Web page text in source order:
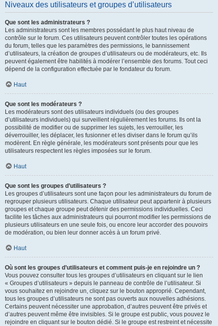
Niveaux des utilisateurs et groupes d’utilisateurs
Que sont les administrateurs ?
Les administrateurs sont les membres possédant le plus haut niveau de
contrôle sur le forum. Ces utilisateurs peuvent contrôler toutes les opérations
du forum, telles que les paramètres des permissions, le bannissement
d’utilisateurs, la création de groupes d’utilisateurs ou de modérateurs, etc. Ils
peuvent également être habilités à modérer l’ensemble des forums. Tout ceci
dépend de la configuration effectuée par le fondateur du forum.
Haut
Que sont les modérateurs ?
Les modérateurs sont des utilisateurs individuels (ou des groupes
d’utilisateurs individuels) qui surveillent régulièrement les forums. Ils ont la
possibilité de modifier ou de supprimer les sujets, les verrouiller, les
déverrouiller, les déplacer, les fusionner et les diviser dans le forum qu’ils
modèrent. En règle générale, les modérateurs sont présents pour que les
utilisateurs respectent les règles imposées sur le forum.
Haut
Que sont les groupes d’utilisateurs ?
Les groupes d’utilisateurs sont une façon pour les administrateurs du forum de
regrouper plusieurs utilisateurs. Chaque utilisateur peut appartenir à plusieurs
groupes et chaque groupe peut détenir des permissions individuelles. Ceci
facilite les tâches aux administrateurs qui pourront modifier les permissions de
plusieurs utilisateurs en une seule fois, ou encore leur accorder des pouvoirs
de modération, ou bien leur donner accès à un forum privé.
Haut
Où sont les groupes d’utilisateurs et comment puis-je en rejoindre un ?
Vous pouvez consulter tous les groupes d’utilisateurs en cliquant sur le lien
« Groupes d’utilisateurs » depuis le panneau de contrôle de l’utilisateur. Si
vous souhaitez en rejoindre un, cliquez sur le bouton approprié. Cependant,
tous les groupes d’utilisateurs ne sont pas ouverts aux nouvelles adhésions.
Certains peuvent nécessiter une approbation, d’autres peuvent être privés et
d’autres peuvent même être invisibles. Si le groupe est public, vous pouvez le
rejoindre en cliquant sur le bouton dédié. Si le groupe est restreint et nécessite